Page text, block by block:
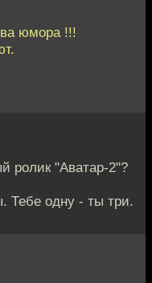
юмора !!!
ролик "Аватар-2"?
Тебе одну - ты три.